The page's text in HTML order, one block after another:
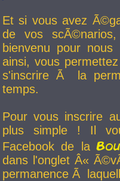
Et si vous avez
de vos
bienvenu pour
ainsi, vous
s'inscrire Ã la
temps.
Pour vous inscrire
plus simple ! Il
Facebook de la
dans l'onglet Â«
permanence Ã